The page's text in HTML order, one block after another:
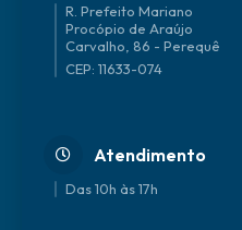
R. Prefeito Mariano
Procópio de Araújo
Carvalho, 86 - Perequê
CEP: 11633-074
Atendimento
Das 10h às 17h